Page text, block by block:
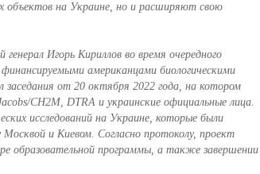
объектов на Украине, но и расширяют свою
генерал Игорь Кириллов во время очередного
американцами биологическими
от 20 октября 2022 года, на котором
CH2M, DTRA и украинские официальные лица.
исследований на Украине, которые были
и Киевом. Согласно протоколу, проект
образовательной программы, а также завершении